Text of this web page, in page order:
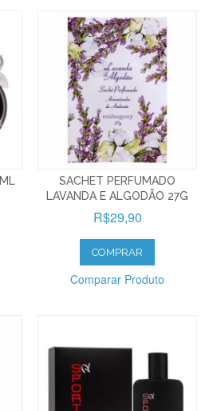
SACHET PERFUMADO
LAVANDA E ALGODÃO 27G
R$29,90
COMPRAR
Comparar Produto